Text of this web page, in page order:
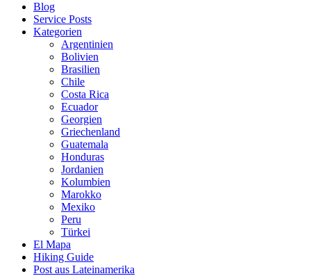
Blog
Service Posts
Kategorien
Argentinien
Bolivien
Brasilien
Chile
Costa Rica
Ecuador
Georgien
Griechenland
Guatemala
Honduras
Jordanien
Kolumbien
Marokko
Mexiko
Peru
Türkei
El Mapa
Hiking Guide
Post aus Lateinamerika